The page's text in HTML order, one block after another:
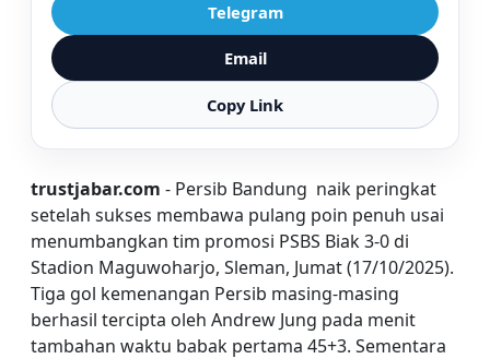
Telegram
Email
Copy Link
trustjabar.com - Persib Bandung naik peringkat
setelah sukses membawa pulang poin penuh usai
menumbangkan tim promosi PSBS Biak 3-0 di
Stadion Maguwoharjo, Sleman, Jumat (17/10/2025).
Tiga gol kemenangan Persib masing-masing
berhasil tercipta oleh Andrew Jung pada menit
tambahan waktu babak pertama 45+3. Sementara